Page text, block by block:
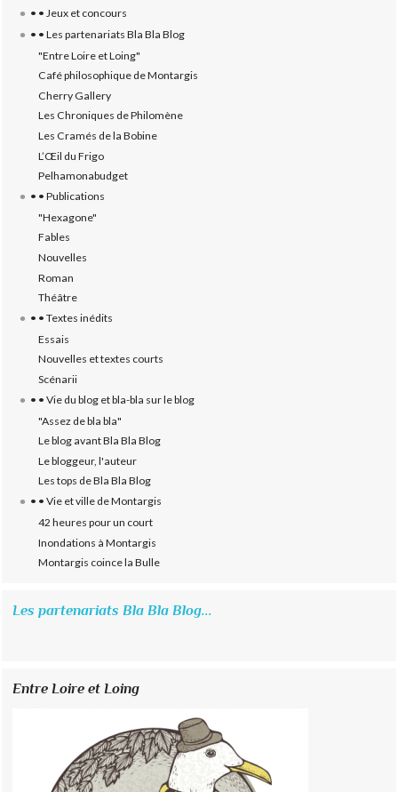
• • Jeux et concours
• • Les partenariats Bla Bla Blog
"Entre Loire et Loing"
Café philosophique de Montargis
Cherry Gallery
Les Chroniques de Philomène
Les Cramés de la Bobine
L’‎Œil du Frigo
Pelhamonabudget
• • Publications
"Hexagone"
Fables
Nouvelles
Roman
Théâtre
• • Textes inédits
Essais
Nouvelles et textes courts
Scénarii
• • Vie du blog et bla-bla sur le blog
"Assez de bla bla"
Le blog avant Bla Bla Blog
Le bloggeur, l'auteur
Les tops de Bla Bla Blog
• • Vie et ville de Montargis
42 heures pour un court
Inondations à Montargis
Montargis coince la Bulle
Les partenariats Bla Bla Blog...
Entre Loire et Loing